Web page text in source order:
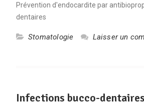
Prévention d'endocardite par
dentaires
Stomatologie Laisser un
Infections bucco-